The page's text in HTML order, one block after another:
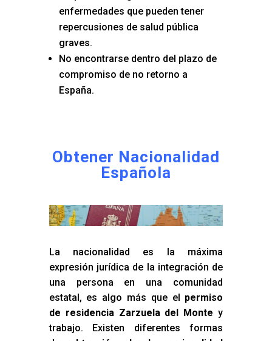
enfermedades que pueden tener
repercusiones de salud pública
graves.
No encontrarse dentro del plazo de
compromiso de no retorno a
España.
Obtener Nacionalidad
Española
La nacionalidad es la máxima
expresión jurídica de la integración de
una persona en una comunidad
estatal, es algo más que el permiso
de residencia Zarzuela del Monte y
trabajo. Existen diferentes formas